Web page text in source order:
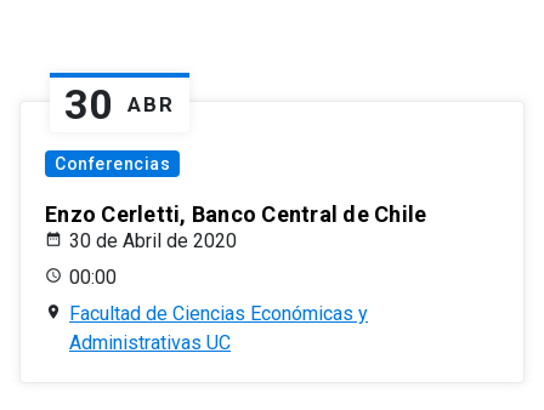
30 ABR
Conferencias
Enzo Cerletti, Banco Central de Chile
30 de Abril de 2020
00:00
Facultad de Ciencias Económicas y
Administrativas UC